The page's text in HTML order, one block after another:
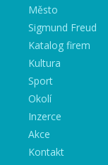
Město
Sigmund Freud
Katalog firem
Kultura
Sport
Okolí
Inzerce
Akce
Kontakt